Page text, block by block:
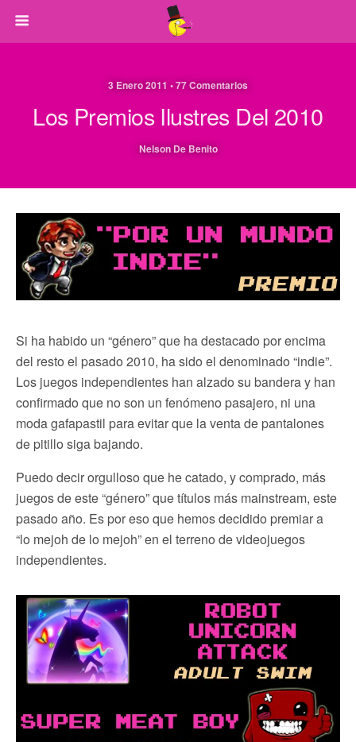
3 Enero 2011 • 77 Comentarios
Los Premios Ilustres Del 2010
Nelson De Benito
Si ha habido un “género” que ha destacado por encima
del resto el pasado 2010, ha sido el denominado “indie”.
Los juegos independientes han alzado su bandera y han
confirmado que no son un fenómeno pasajero, ni una
moda gafapastil para evitar que la venta de pantalones
de pitillo siga bajando.
Puedo decir orgulloso que he catado, y comprado, más
juegos de este “género” que títulos más mainstream, este
pasado año. Es por eso que hemos decidido premiar a
“lo mejoh de lo mejoh” en el terreno de videojuegos
independientes.